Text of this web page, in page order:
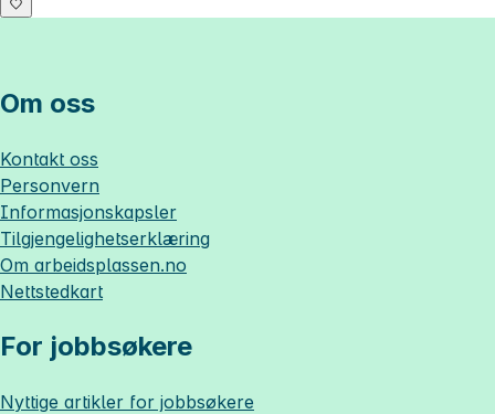
Om oss
Kontakt oss
Personvern
Informasjonskapsler
Tilgjengelighetserklæring
Om arbeidsplassen.no
Nettstedkart
For jobbsøkere
Nyttige artikler for jobbsøkere